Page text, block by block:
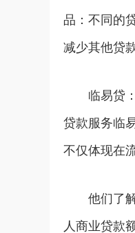
品：不同的
减少其他贷
临易贷
贷款服务临
不仅体现在
他们了
人商业贷款